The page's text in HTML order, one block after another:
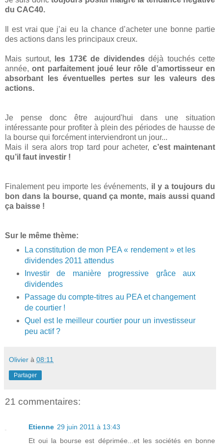
du CAC40.
Il est vrai que j’ai eu la chance d’acheter une bonne partie
des actions dans les principaux creux.
Mais surtout, les 173€ de dividendesdéjà touchés cette
année,ont parfaitement joué leur rôle d’amortisseur en
absorbant les éventuelles pertes sur les valeurs des
actions.
Je pense donc être aujourd'hui dans une situation
intéressante pour profiter à plein des périodes de hausse de
la bourse qui forcément interviendront un jour...
Mais il sera alors trop tard pour acheter, c’est maintenant
qu’il faut investir !
Finalement peu importe les événements, il y a toujours du
bon dans la bourse, quand ça monte, mais aussi quand
ça baisse !
Sur le même thème:
La constitution de mon PEA « rendement » et les
dividendes 2011 attendus
Investir de manière progressive grâce aux
dividendes
Passage du compte-titres au PEA et changement
de courtier !
Quel est le meilleur courtier pour un investisseur
peu actif ?
Olivier à 08:11
Partager
21 commentaires:
Etienne 29 juin 2011 à 13:43
Et oui la bourse est déprimée...et les sociétés en bonne